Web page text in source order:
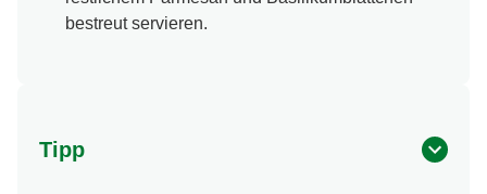
bestreut servieren.
Tipp